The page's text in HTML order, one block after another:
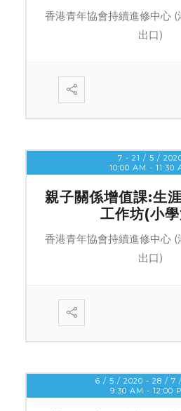
香港青年協會持續進修中心
出口)
7 - 21 / 5 /
10:00 AM - 11:30
親子關係增值課:生
工作坊(小
香港青年協會持續進修中心
出口)
6 / 5 / 2020 - 28 / 7
9:30 AM - 12:00